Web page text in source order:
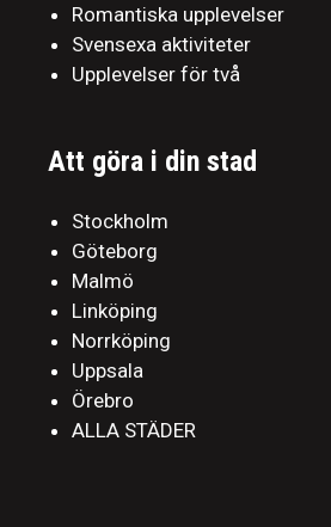
Romantiska upplevelser
Svensexa aktiviteter
Upplevelser för två
Att göra i din stad
Stockholm
Göteborg
Malmö
Linköping
Norrköping
Uppsala
Örebro
ALLA STÄDER